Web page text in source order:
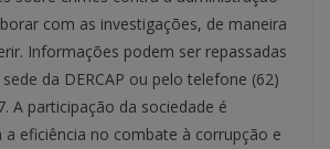
com as investigações, de maneira
Informações podem ser repassadas
da DERCAP ou pelo telefone (62)
A participação da sociedade é
eficiência no combate à corrupção e